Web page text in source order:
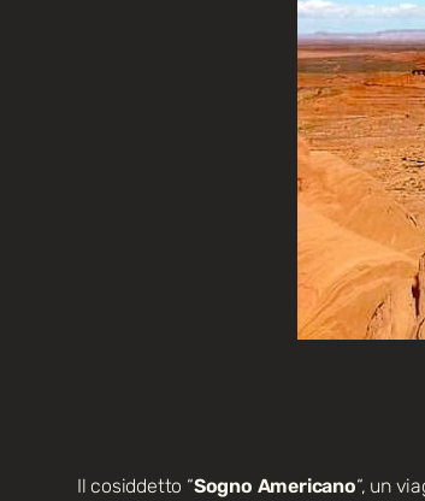
Il cosiddetto “Sogno Americano“, un